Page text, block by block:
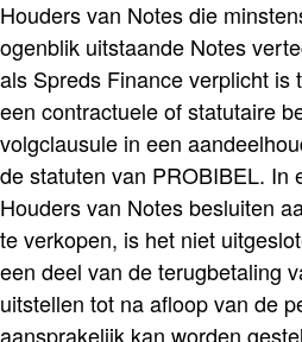
Houders van Notes die
ogenblik uitstaande Notes
als Spreds Finance verplicht is
een contractuele of statutaire
volgclausule in een
de statuten van PROBIBEL. In
Houders van Notes besluiten
te verkopen, is het niet
een deel van de terugbetaling
uitstellen tot na afloop van de
aansprakelijk kan worden